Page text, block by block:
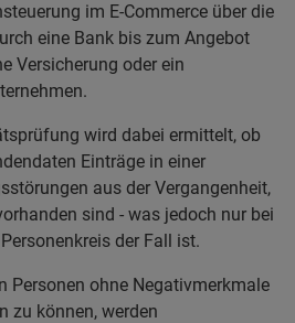
im E-Commerce über die
eine Bank bis zum Angebot
Versicherung oder ein
wird dabei ermittelt, ob
Einträge in einer
aus der Vergangenheit,
sind - was jedoch nur bei
der Fall ist.
Personen ohne Negativmerkmale
zu können, werden